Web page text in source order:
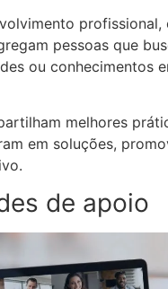
profissional,
pessoas que
ou conhecimentos
melhores
em soluções,
de apoio